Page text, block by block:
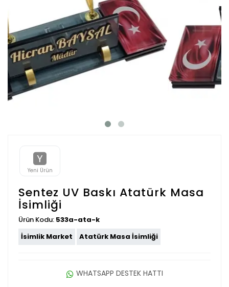
Yeni Ürün
Sentez UV Baskı Atatürk Masa
İsimliği
Ürün Kodu: 533a-ata-k
İsimlik Market
Atatürk Masa İsimliği
WHATSAPP DESTEK HATTI